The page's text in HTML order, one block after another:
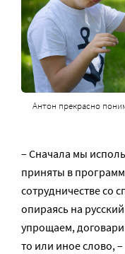
Антон прекрасно
– Сначала мы
приняты в
сотрудничестве со
опираясь на
упрощаем,
то или иное слово,